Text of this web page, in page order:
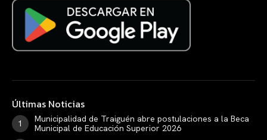
Últimas Noticias
Municipalidad de Traiguén abre postulaciones a la Beca
Municipal de Educación Superior 2026